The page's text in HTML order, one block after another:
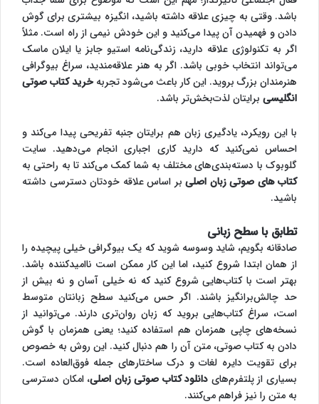
باشد. وقتی به چیزی علاقه داشته باشید، انگیزه بیشتری برای گوش
دادن و فهمیدن آن پیدا می‌کنید و این خودش نیمی از راه است. مثلاً
اگر به تکنولوژی علاقه دارید، زندگی‌نامه استیو جابز یا ایلان ماسک
می‌تواند انتخاب خوبی باشد. اگر به هنر علاقه‌مندید، سراغ بیوگرافی
هنرمندان بزرگ بروید. این کار باعث می‌شود تجربه خرید کتاب صوتی
انگلیسی برایتان لذت‌بخش‌تر باشد.
با این رویکرد، یادگیری زبان هم برایتان جنبه تفریحی پیدا می‌کند و
احساس نمی‌کنید که دارید کاری اجباری انجام می‌دهید. سایت
گلوبوک با دسته‌بندی‌های مختلف به شما کمک می‌کند تا به راحتی به
کتاب های صوتی زبان اصلی بر اساس علاقه خودتان دسترسی داشته
باشید.
تطابق با سطح زبانی
صادقانه بگویم، شاید وسوسه شوید که یک بیوگرافی خیلی پیچیده را
از همان ابتدا شروع کنید، اما این کار ممکن است ناامیدکننده باشد.
بهتر است با کتاب‌هایی شروع کنید که نه خیلی آسان و نه بیش از
حد چالش‌برانگیز باشند. اگر حس می‌کنید سطح زبانتان متوسط
است، سراغ کتاب‌هایی بروید که زبان روان‌تری دارند. می‌توانید از
نسخه‌های چاپی همزمان هم استفاده کنید؛ یعنی همزمان با گوش
دادن به کتاب صوتی، متن آن را هم دنبال کنید. این روش به خصوص
برای تقویت دایره لغات و درک ساختارهای جمله فوق‌العاده است.
بسیاری از پلتفرم‌های دانلود کتاب صوتی زبان اصلی، امکان دسترسی
به متن را نیز فراهم می‌کنند.